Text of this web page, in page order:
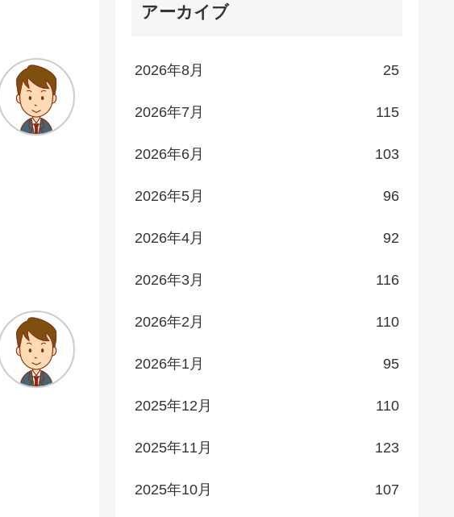
アーカイブ
2026年8月 25
2026年7月 115
2026年6月 103
2026年5月 96
2026年4月 92
2026年3月 116
2026年2月 110
2026年1月 95
2025年12月 110
2025年11月 123
2025年10月 107